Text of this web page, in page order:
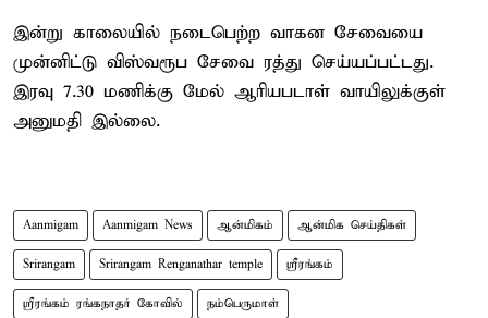
இன்று காலையில் நடைபெற்ற வாகன சேவையை
முன்னிட்டு விஸ்வரூப சேவை ரத்து செய்யப்பட்டது.
இரவு 7.30 மணிக்கு மேல் ஆரியபடாள் வாயிலுக்குள்
அனுமதி இல்லை.
Aanmigam Aanmigam News ஆன்மிகம் ஆன்மிக செய்திகள்
Srirangam Srirangam Renganathar temple ஸ்ரீரங்கம்
ஸ்ரீரங்கம் ரங்கநாதர் கோவில் நம்பெருமாள்